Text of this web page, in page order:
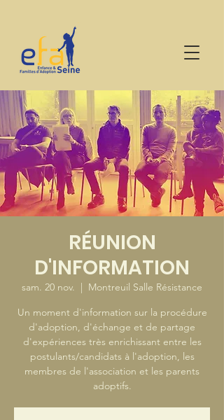
RÉUNION
D'INFORMATION
sam. 20 nov.
  |
Montreuil Salle Résistance
Un moment d'information sur la procédure
d'adoption, d'échange et de partage
d'expériences très enrichissant entre les
postulants/candidats à l'adoption, les
membres de l'association et les parents
adoptifs.